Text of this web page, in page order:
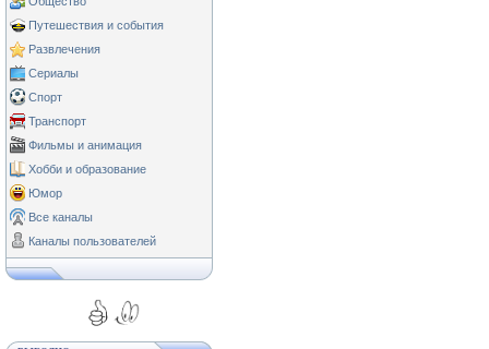
Путешествия и события
Развлечения
Сериалы
Спорт
Транспорт
Фильмы и анимация
Хобби и образование
Юмор
Все каналы
Каналы пользователей